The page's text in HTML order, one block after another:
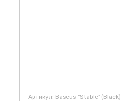
Артикул: Baseus "Stable" (Black)